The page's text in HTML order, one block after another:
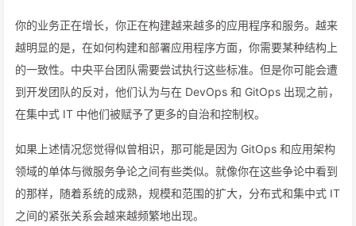
你的业务正在增长，你正在构建越来越多的应用程序和服务。越来
越明显的是，在如何构建和部署应用程序方面，你需要某种结构上
的一致性。中央平台团队需要尝试执行这些标准。但是你可能会遭
到开发团队的反对，他们认为与在 DevOps 和 GitOps 出现之前，
在集中式 IT 中他们被赋予了更多的自治和控制权。
如果上述情况您觉得似曾相识，那可能是因为 GitOps 和应用架构
领域的单体与微服务争论之间有些类似。就像你在这些争论中看到
的那样，随着系统的成熟，规模和范围的扩大，分布式和集中式 IT
之间的紧张关系会越来越频繁地出现。